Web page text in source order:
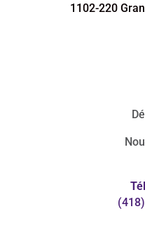
1102-220